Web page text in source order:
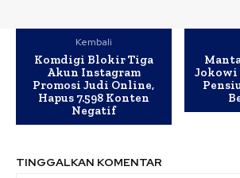
Kembali
Komdigi Blokir Tiga
Akun Instagram
Promosi Judi Online,
Hapus 7.598 Konten
Negatif
Jokowi
TINGGALKAN KOMENTAR